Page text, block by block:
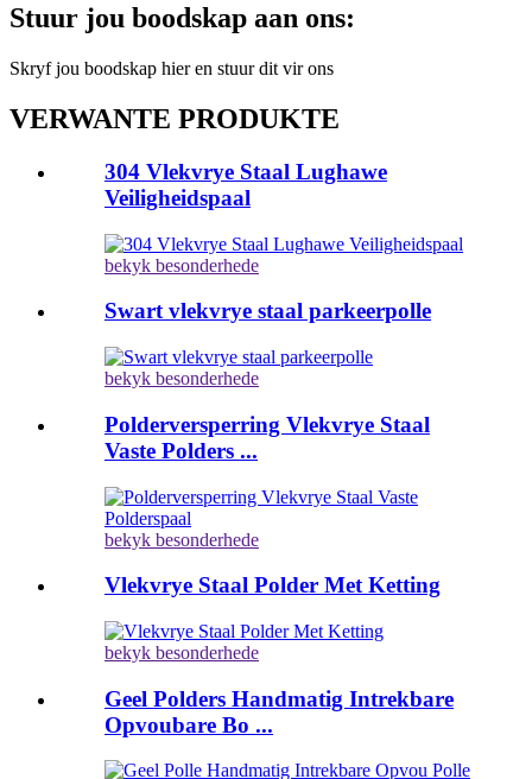
Stuur jou boodskap aan ons:
Skryf jou boodskap hier en stuur dit vir ons
VERWANTE PRODUKTE
304 Vlekvrye Staal Lughawe
Veiligheidspaal
bekyk besonderhede
Swart vlekvrye staal parkeerpolle
bekyk besonderhede
Polderversperring Vlekvrye Staal
Vaste Polders ...
bekyk besonderhede
Vlekvrye Staal Polder Met Ketting
bekyk besonderhede
Geel Polders Handmatig Intrekbare
Opvoubare Bo ...